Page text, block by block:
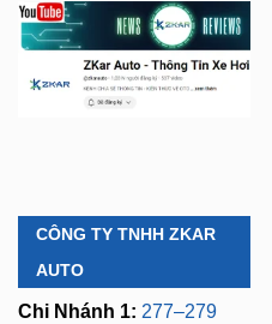
CÔNG TY TNHH ZKAR
AUTO
Chi Nhánh 1: 277–279